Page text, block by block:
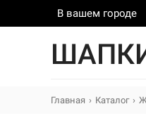
В вашем городе
Главная Каталог